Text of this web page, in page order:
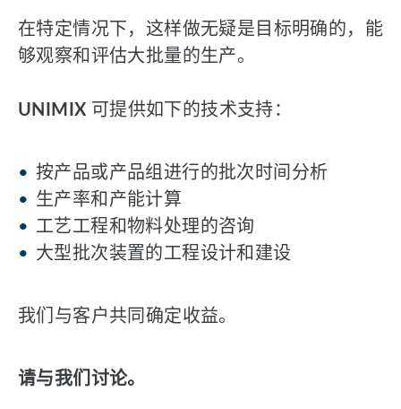
在特定情况下，这样做无疑是目标明确的，能
够观察和评估大批量的生产。
UNIMIX 可提供如下的技术支持：
按产品或产品组进行的批次时间分析
生产率和产能计算
工艺工程和物料处理的咨询
大型批次装置的工程设计和建设
我们与客户共同确定收益。
请与我们讨论。